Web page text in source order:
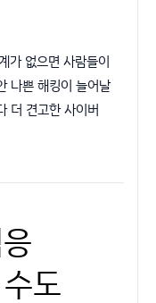
가 없으면 사람들이
나쁜 해킹이 늘어날
더 견고한 사이버
도